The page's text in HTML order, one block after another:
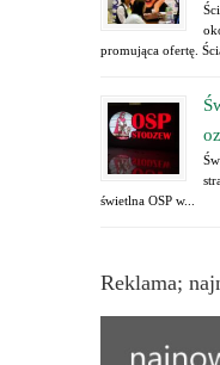
promująca ofertę.
świetlna OSP w...
Reklama;